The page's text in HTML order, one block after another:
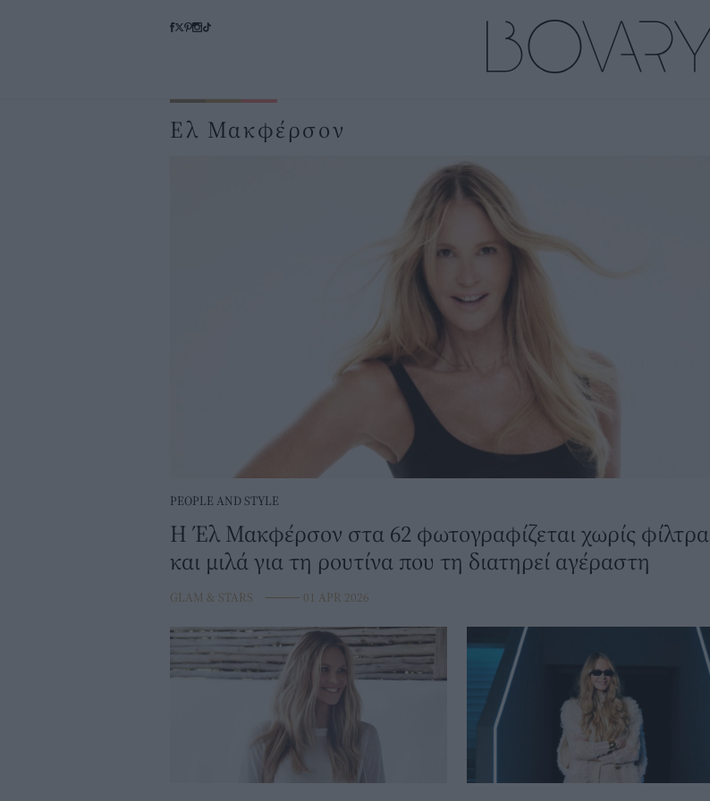
Ελ Μακφέρσον
PEOPLE AND STYLE
Η Έλ Μακφέρσον στα 62 φωτογραφίζεται χωρίς φίλτρα
και μιλά για τη ρουτίνα που τη διατηρεί αγέραστη
GLAM & STARS ⸻ 01 APR 2026